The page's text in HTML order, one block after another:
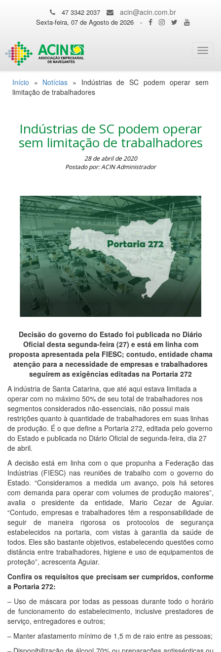
47 3342 2037 acin@acin.com.br
Sexta-feira, 07 de Agosto de 2026 -
Início » Notícias » Indústrias de SC podem operar sem
limitação de trabalhadores
Indústrias de SC podem operar
sem limitação de trabalhadores
28 de abril de 2020
Postado por: ACIN Administrador
Decisão do governo do Estado foi publicada no Diário
Oficial desta segunda-feira (27) e está em linha com
proposta apresentada pela FIESC; contudo, entidade chama
atenção para a necessidade de empresas e trabalhadores
seguirem as exigências editadas na Portaria 272
A indústria de Santa Catarina, que até aqui estava limitada a
operar com no máximo 50% de seu total de trabalhadores nos
segmentos considerados não-essenciais, não possui mais
restrições quanto à quantidade de trabalhadores em suas linhas
de produção. É o que define a Portaria 272, editada pelo governo
do Estado e publicada no Diário Oficial de segunda-feira, dia 27
de abril.
A decisão está em linha com o que propunha a Federação das
Indústrias (FIESC) nas reuniões de trabalho com o governo do
Estado. “Consideramos a medida um avanço, pois há setores
com demanda para operar com volumes de produção maiores”,
avalia o presidente da entidade, Mario Cezar de Aguiar.
“Contudo, empresas e trabalhadores têm a responsabilidade de
seguir de maneira rigorosa os protocolos de segurança
estabelecidos na portaria, com vistas à garantia da saúde de
todos. Eles são bastante objetivos, estabelecendo questões como
distância entre trabalhadores, higiene e uso de equipamentos de
proteção”, acrescenta Aguiar.
Confira os requisitos que precisam ser cumpridos, conforme
a Portaria 272:
– Uso de máscara por todas as pessoas durante todo o horário
de funcionamento do estabelecimento, inclusive prestadores de
serviço, entregadores e outros;
– Manter afastamento mínimo de 1,5 m de raio entre as pessoas;